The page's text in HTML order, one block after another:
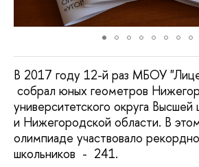
В 2017 году 12-й раз МБОУ
собрал юных геометров
университетского округа
и Нижегородской области. В
олимпиаде участвовало
школьников - 241.